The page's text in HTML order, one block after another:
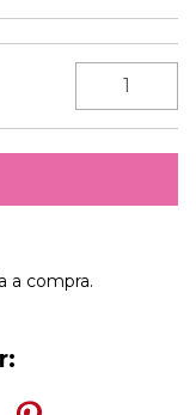
a compra.